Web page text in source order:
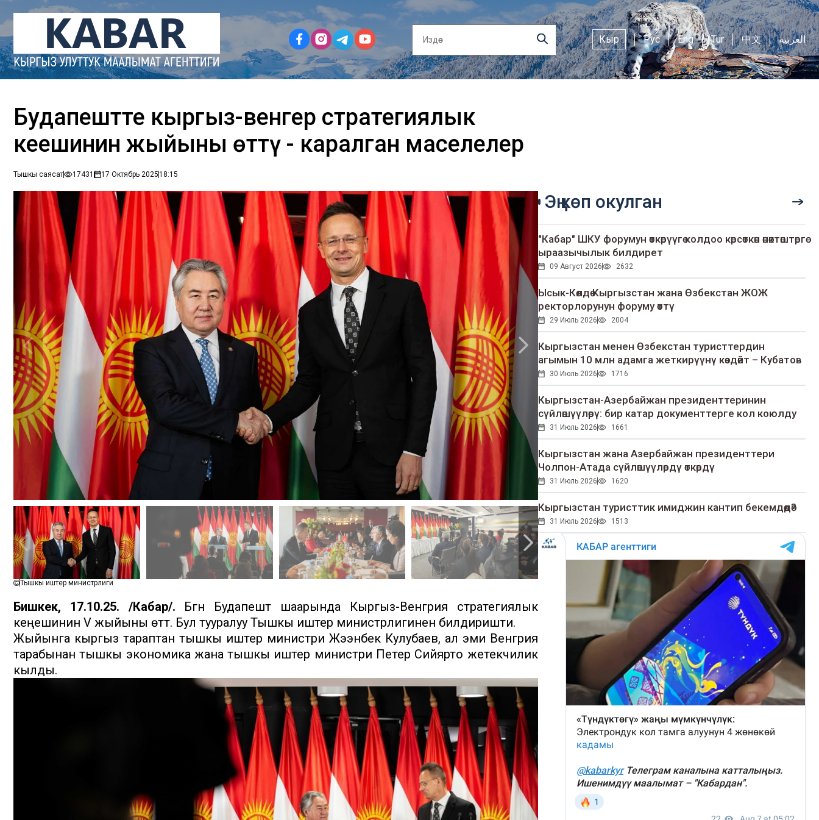
Кыр Рус Eng Tur 中文 العربية
Будапештте кыргыз-венгер стратегиялык
кеңешинин жыйыны өттү - каралган маселелер
Тышкы саясат 17431 17 Октябрь 202518:15
Тышкы иштер министрлиги
Бишкек, 17.10.25. /Кабар/. Бүгүн Будапешт шаарында Кыргыз-Венгрия cтратегиялык
кеңешинин V жыйыны өттү. Бул тууралуу Тышкы иштер министрлигинен билдиришти.
Жыйынга кыргыз тараптан тышкы иштер министри Жээнбек Кулубаев, ал эми Венгрия
тарабынан тышкы экономика жана тышкы иштер министри Петер Сийярто жетекчилик
кылды.
Эң көп окулган
"Кабар" ШКУ форумун өткөрүүгө колдоо көрсөткөн өнөктөштөргө
ыраазычылык билдирет
09 Август 2026 2632
Ысык-Көлдө Кыргызстан жана Өзбекстан ЖОЖ
ректорлорунун форуму өттү
29 Июль 2026 2004
Кыргызстан менен Өзбекстан туристтердин
агымын 10 млн адамга жеткирүүнү көздөйт – Кубатов
30 Июль 2026 1716
Кыргызстан-Азербайжан президенттеринин
сүйлөшүүлөрү: бир катар документтерге кол коюлду
31 Июль 2026 1661
Кыргызстан жана Азербайжан президенттери
Чолпон-Атада сүйлөшүүлөрдү өткөрдү
31 Июль 2026 1620
Кыргызстан туристтик имиджин кантип бекемдөөдө?
31 Июль 2026 1513